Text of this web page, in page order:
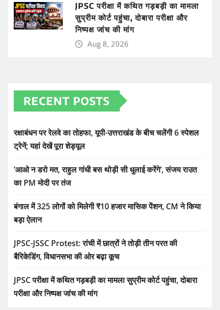
JPSC परीक्षा में कथित गड़बड़ी का मामला
सुप्रीम कोर्ट पहुंचा, दोबारा परीक्षा और
निष्पक्ष जांच की मांग
Aug 8, 2026
RECENT POSTS
रक्षाबंधन पर रेलवे का तोहफा, यूपी-उत्तराखंड के बीच चलेंगी 6 स्पेशल
ट्रेनें; यहां देखें पूरा शेड्यूल
‘आओ न डरो मत, राहुल गांधी बस थोड़ी सी धुलाई करेंगे’, संजय राउत
का PM मोदी पर तंज
बंगाल में 325 लोगों को मिलेगी ₹10 हजार मासिक पेंशन, CM ने किया
बड़ा ऐलान
JPSC-JSSC Protest: रांची में छात्रों ने तोड़ी तीन परत की
बैरिकेडिंग, विधानसभा की ओर बढ़ा कूच
JPSC परीक्षा में कथित गड़बड़ी का मामला सुप्रीम कोर्ट पहुंचा, दोबारा
परीक्षा और निष्पक्ष जांच की मांग